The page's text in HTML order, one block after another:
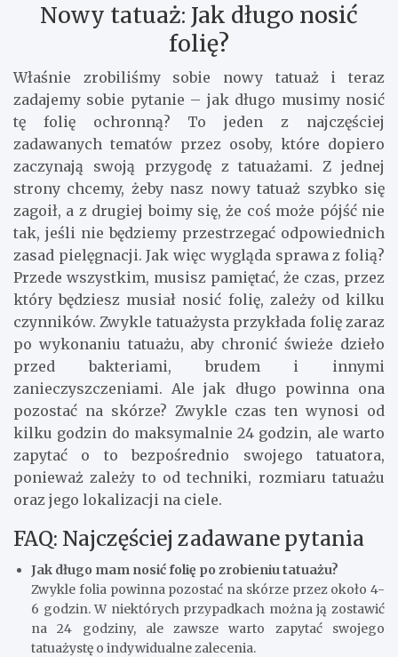
Nowy tatuaż: Jak długo nosić
folię?
Właśnie zrobiliśmy sobie nowy tatuaż i teraz
zadajemy sobie pytanie – jak długo musimy nosić
tę folię ochronną? To jeden z najczęściej
zadawanych tematów przez osoby, które dopiero
zaczynają swoją przygodę z tatuażami. Z jednej
strony chcemy, żeby nasz nowy tatuaż szybko się
zagoił, a z drugiej boimy się, że coś może pójść nie
tak, jeśli nie będziemy przestrzegać odpowiednich
zasad pielęgnacji. Jak więc wygląda sprawa z folią?
Przede wszystkim, musisz pamiętać, że czas, przez
który będziesz musiał nosić folię, zależy od kilku
czynników. Zwykle tatuażysta przykłada folię zaraz
po wykonaniu tatuażu, aby chronić świeże dzieło
przed bakteriami, brudem i innymi
zanieczyszczeniami. Ale jak długo powinna ona
pozostać na skórze? Zwykle czas ten wynosi od
kilku godzin do maksymalnie 24 godzin, ale warto
zapytać o to bezpośrednio swojego tatuatora,
ponieważ zależy to od techniki, rozmiaru tatuażu
oraz jego lokalizacji na ciele.
FAQ: Najczęściej zadawane pytania
Jak długo mam nosić folię po zrobieniu tatuażu?
Zwykle folia powinna pozostać na skórze przez około 4-
6 godzin. W niektórych przypadkach można ją zostawić
na 24 godziny, ale zawsze warto zapytać swojego
tatuażystę o indywidualne zalecenia.